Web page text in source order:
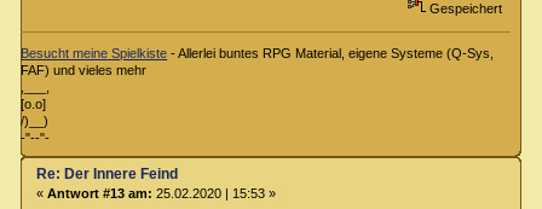
Gespeichert
Besucht meine Spielkiste - Allerlei buntes RPG Material, eigene Systeme (Q-Sys,
FAF) und vieles mehr
[o.o]
/)__)
-"--"-
Re: Der Innere Feind
« Antwort #13 am: 25.02.2020 | 15:53 »